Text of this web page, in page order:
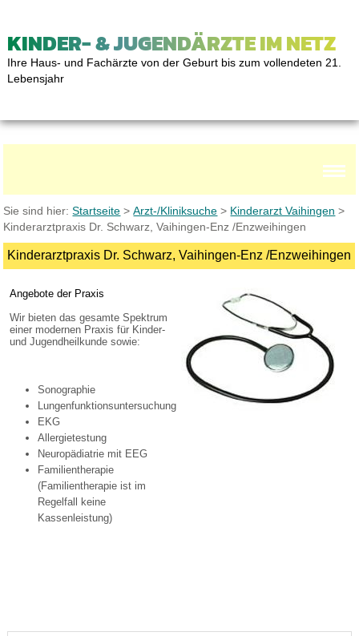
KINDER- & JUGENDÄRZTE IM NETZ
Ihre Haus- und Fachärzte von der Geburt bis zum vollendeten 21.
Lebensjahr
Sie sind hier:Startseite >Arzt-/Kliniksuche > Kinderarzt Vaihingen >
Kinderarztpraxis Dr. Schwarz, Vaihingen-Enz /Enzweihingen
Kinderarztpraxis Dr. Schwarz, Vaihingen-Enz /Enzweihingen
Angebote der Praxis
Wir bieten das gesamte Spektrum
einer modernen Praxis für Kinder-
und Jugendheilkunde sowie:
Sonographie
Lungenfunktionsuntersuchung
EKG
Allergietestung
Neuropädiatrie mit EEG
Familientherapie
(Familientherapie ist im
Regelfall keine
Kassenleistung)